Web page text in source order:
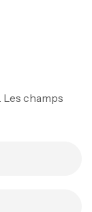
Les champs